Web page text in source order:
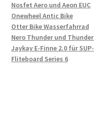
Nosfet Aero und Aeon EUC
Onewheel Antic Bike
Otter Bike Wasserfahrrad
Nero Thunder und
Jaykay E-Finne 2.0 für
Fliteboard Series 6